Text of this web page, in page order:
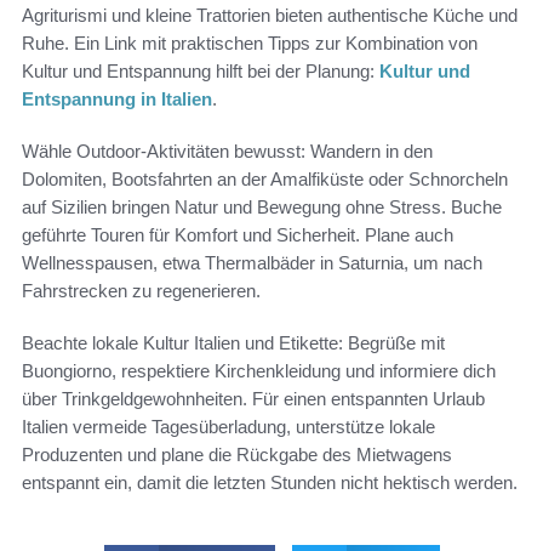
Agriturismi und kleine Trattorien bieten authentische Küche und
Ruhe. Ein Link mit praktischen Tipps zur Kombination von
Kultur und Entspannung hilft bei der Planung: Kultur und
Entspannung in Italien.
Wähle Outdoor-Aktivitäten bewusst: Wandern in den
Dolomiten, Bootsfahrten an der Amalfiküste oder Schnorcheln
auf Sizilien bringen Natur und Bewegung ohne Stress. Buche
geführte Touren für Komfort und Sicherheit. Plane auch
Wellnesspausen, etwa Thermalbäder in Saturnia, um nach
Fahrstrecken zu regenerieren.
Beachte lokale Kultur Italien und Etikette: Begrüße mit
Buongiorno, respektiere Kirchenkleidung und informiere dich
über Trinkgeldgewohnheiten. Für einen entspannten Urlaub
Italien vermeide Tagesüberladung, unterstütze lokale
Produzenten und plane die Rückgabe des Mietwagens
entspannt ein, damit die letzten Stunden nicht hektisch werden.